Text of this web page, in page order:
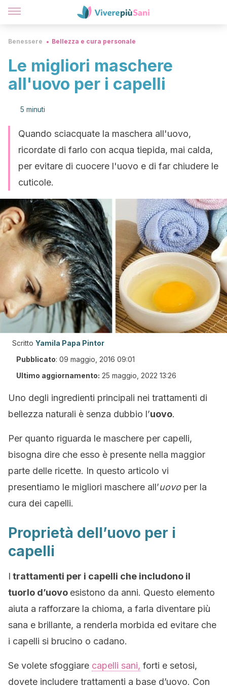
Benessere Bellezza e cura personale
Le migliori maschere
all'uovo per i capelli
5 minuti
Quando sciacquate la maschera all'uovo,
ricordate di farlo con acqua tiepida, mai calda,
per evitare di cuocere l'uovo e di far chiudere le
cuticole.
Scritto Yamila Papa Pintor
Pubblicato: 09 maggio, 2016 09:01
Ultimo aggiornamento: 25 maggio, 2022 13:26
Uno degli ingredienti principali nei trattamenti di
bellezza naturali è senza dubbio l’uovo.
Per quanto riguarda le maschere per capelli,
bisogna dire che esso è presente nella maggior
parte delle ricette. In questo articolo vi
presentiamo le migliori maschere all’uovoper la
cura dei capelli.
Proprietà dell’uovo per i
capelli
I trattamenti per i capelli che includono il
tuorlo d’uovo esistono da anni. Questo elemento
aiuta a rafforzare la chioma, a farla diventare più
sana e brillante, a renderla morbida ed evitare che
i capelli si brucino o cadano.
Se volete sfoggiare capelli sani, forti e setosi,
dovete includere trattamenti a base d’uovo. Con